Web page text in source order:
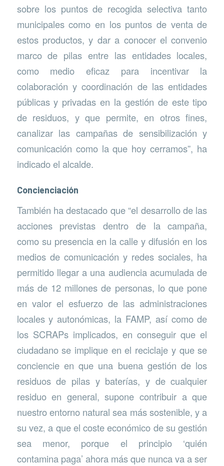
sobre los puntos de recogida selectiva tanto
municipales como en los puntos de venta de
estos productos, y dar a conocer el convenio
marco de pilas entre las entidades locales,
como medio eficaz para incentivar la
colaboración y coordinación de las entidades
públicas y privadas en la gestión de este tipo
de residuos, y que permite, en otros fines,
canalizar las campañas de sensibilización y
comunicación como la que hoy cerramos”, ha
indicado el alcalde.
Concienciación
También ha destacado que “el desarrollo de las
acciones previstas dentro de la campaña,
como su presencia en la calle y difusión en los
medios de comunicación y redes sociales, ha
permitido llegar a una audiencia acumulada de
más de 12 millones de personas, lo que pone
en valor el esfuerzo de las administraciones
locales y autonómicas, la FAMP, así como de
los SCRAPs implicados, en conseguir que el
ciudadano se implique en el reciclaje y que se
conciencie en que una buena gestión de los
residuos de pilas y baterías, y de cualquier
residuo en general, supone contribuir a que
nuestro entorno natural sea más sostenible, y a
su vez, a que el coste económico de su gestión
sea menor, porque el principio ‘quién
contamina paga’ ahora más que nunca va a ser